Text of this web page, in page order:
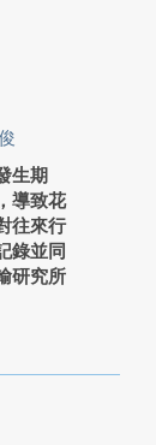
生期
導致花
往來行
錄並同
研究所